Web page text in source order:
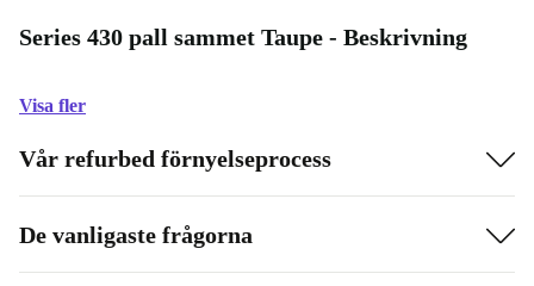
Series 430 pall sammet Taupe - Beskrivning
Visa fler
Vår refurbed förnyelseprocess
De vanligaste frågorna